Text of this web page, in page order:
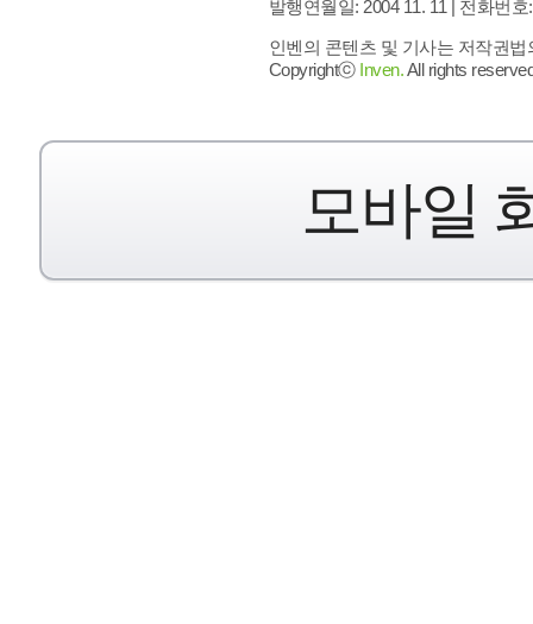
발행연월일: 2004 11. 11 | 전화번호
인벤의 콘텐츠 및 기사는 저작권
Copyrightⓒ Inven.All rights
모바일